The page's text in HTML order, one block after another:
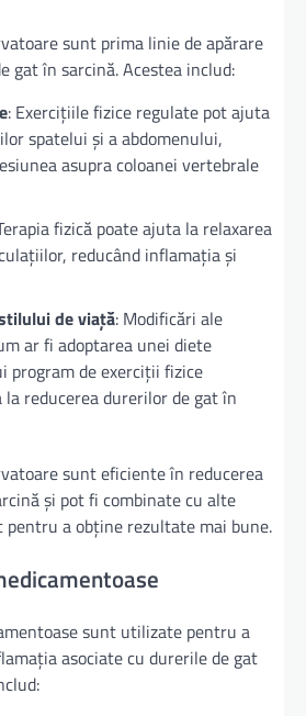
sunt prima linie de apărare
gat în sarcină. Acestea includ:
: Exercițiile fizice regulate pot ajuta
spatelui și a abdomenului,
asupra coloanei vertebrale
fizică poate ajuta la relaxarea
reducând inflamația și
de viață: Modificări ale
ar fi adoptarea unei diete
program de exerciții fizice
reducerea durerilor de gat în
sunt eficiente în reducerea
și pot fi combinate cu alte
a obține rezultate mai bune.
sunt utilizate pentru a
asociate cu durerile de gat